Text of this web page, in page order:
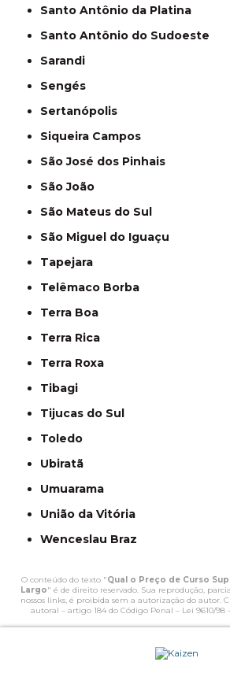
Santo Antônio da Platina
Santo Antônio do Sudoeste
Sarandi
Sengés
Sertanópolis
Siqueira Campos
São José dos Pinhais
São João
São Mateus do Sul
São Miguel do Iguaçu
Tapejara
Telêmaco Borba
Terra Boa
Terra Rica
Terra Roxa
Tibagi
Tijucas do Sul
Toledo
Ubiratã
Umuarama
União da Vitória
Wenceslau Braz
O conteúdo do texto "Qual o Preço de Curso
Largo" é de direito reservado. Sua reprodução,
nossos links, é proibida sem a autorização do autor.
autoral – artigo 184 do Código Penal – Lei 9610/98